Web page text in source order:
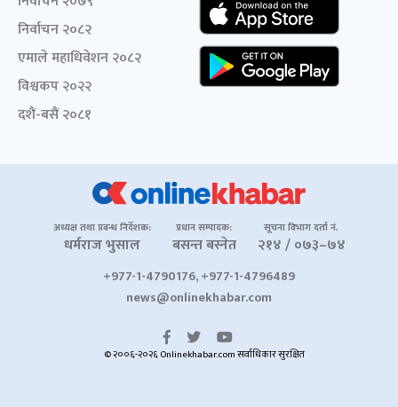
निर्वाचन २०८२
एमाले महाधिवेशन २०८२
विश्वकप २०२२
दशैं-बसैं २०८१
अध्यक्ष तथा प्रबन्ध निर्देशक:
धर्मराज भुसाल
प्रधान सम्पादक:
बसन्त बस्नेत
सूचना विभाग दर्ता नं.
२१४ / ०७३–७४
+977-1-4790176, +977-1-4796489
news@onlinekhabar.com
© २००६-२०२६ Onlinekhabar.com सर्वाधिकार सुरक्षित